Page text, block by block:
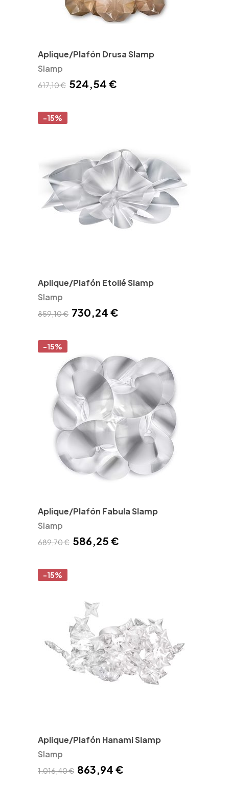
Aplique/Plafón Drusa Slamp
Slamp
617,10 € 524,54 €
-15%
Aplique/Plafón Etoilé Slamp
Slamp
859,10 € 730,24 €
-15%
Aplique/Plafón Fabula Slamp
Slamp
689,70 € 586,25 €
-15%
Aplique/Plafón Hanami Slamp
Slamp
1.016,40 € 863,94 €